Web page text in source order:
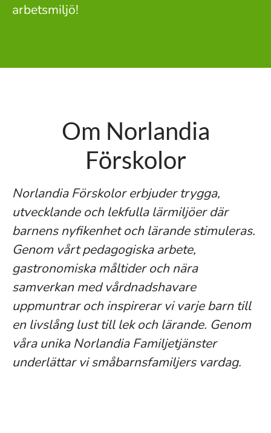
arbetsmiljö!
Om Norlandia
Förskolor
Norlandia Förskolor erbjuder trygga,
utvecklande och lekfulla lärmiljöer där
barnens nyfikenhet och lärande stimuleras.
Genom vårt pedagogiska arbete,
gastronomiska måltider och nära
samverkan med vårdnadshavare
uppmuntrar och inspirerar vi varje barn till
en livslång lust till lek och lärande. Genom
våra unika Norlandia Familjetjänster
underlättar vi småbarnsfamiljers vardag.